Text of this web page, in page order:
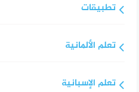
تطبيقات
تعلم الألمانية
تعلم الإسبانية